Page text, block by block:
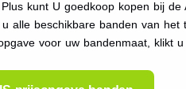
kunt U goedkoop kopen bij de
u alle beschikbare banden van
voor uw bandenmaat, klikt